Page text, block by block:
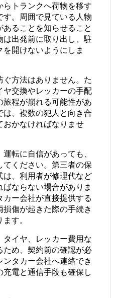
らトランクへ荷物を移す
。周囲で見ている人物
ることを知らせること
は出発前に取り出し、駐
開けないようにしま
方法はありません。た
ヤ交換やレッカーの手配
旅程が崩れる可能性があ
は、複数の犯人と向き合
おかなければなりませ
転に自信があっても、
てください。第三者の保
は、利用者が修理代など
ならない場合がありま
ー会社が直接提供する
傷が起きた際の手続き
す。
イヤ、レッカー費用な
ため、契約前の確認が必
タカー会社へ連絡でき
充電と通信手段も確保し